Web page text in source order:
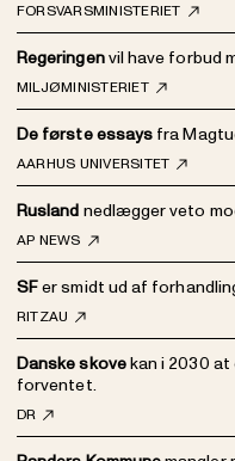
FORSVARSMINISTERIET
Regeringenvil have forbud
MILJØMINISTERIET
De første essays fra
AARHUS UNIVERSITET
Rusland nedlægger veto
AP NEWS
SFer smidt ud af
RITZAU
Danske skovekan i 2030 at
forventet.
DR